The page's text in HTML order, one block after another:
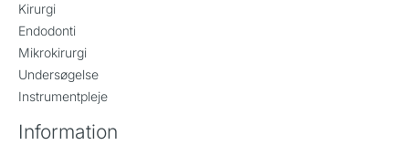
Kirurgi
Endodonti
Mikrokirurgi
Undersøgelse
Instrumentpleje
Information